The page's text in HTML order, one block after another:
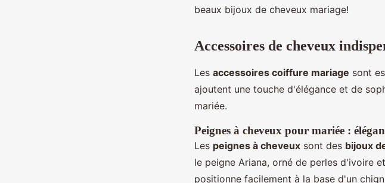
beaux bijoux de cheveux mariage!
Accessoires de cheveux
Les accessoires coiffure mariage sont
ajoutent une touche d'élégance et de
mariée.
Peignes à cheveux pour mariée :
Les peignes à cheveux sont des bijoux
le peigne Ariana, orné de perles d'ivoire
positionne facilement à la base d'un